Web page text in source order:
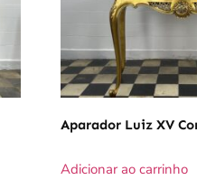
Aparador Luiz XV
Adicionar ao carrinho